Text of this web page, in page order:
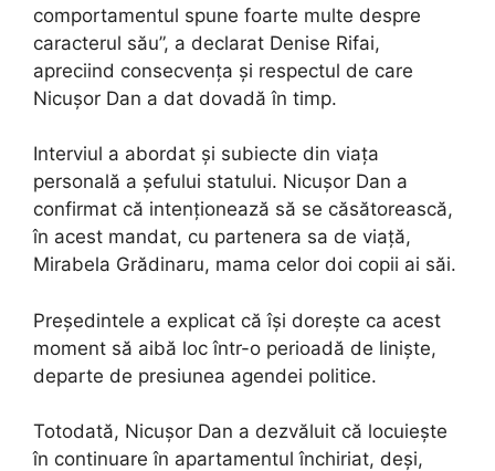
comportamentul spune foarte multe despre
caracterul său”, a declarat Denise Rifai,
apreciind consecvența și respectul de care
Nicușor Dan a dat dovadă în timp.
Interviul a abordat și subiecte din viața
personală a șefului statului. Nicușor Dan a
confirmat că intenționează să se căsătorească,
în acest mandat, cu partenera sa de viață,
Mirabela Grădinaru, mama celor doi copii ai săi.
Președintele a explicat că își dorește ca acest
moment să aibă loc într-o perioadă de liniște,
departe de presiunea agendei politice.
Totodată, Nicușor Dan a dezvăluit că locuiește
în continuare în apartamentul închiriat, deși,